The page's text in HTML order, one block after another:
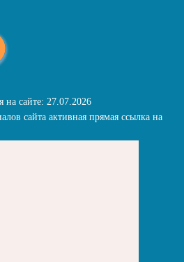
на сайте: 27.07.2026
сайта активная прямая ссылка на